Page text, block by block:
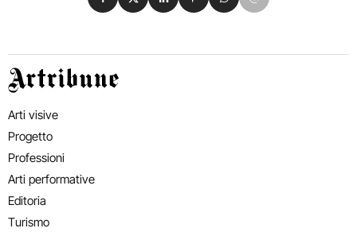
Artribune
Arti visive
Progetto
Professioni
Arti performative
Editoria
Turismo